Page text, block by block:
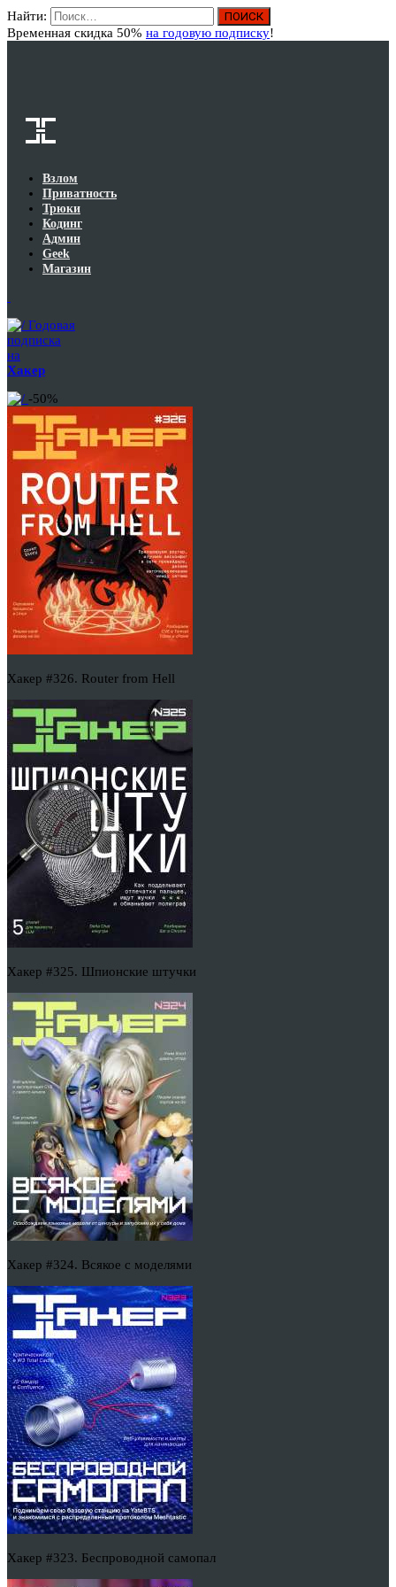
Найти:
Временная скидка 50% на годовую подписку!
Взлом
Приватность
Трюки
Кодинг
Админ
Geek
Магазин
Годовая
подписка
на
Хакер
-50%
Хакер #326. Router from Hell
Хакер #325. Шпионские штучки
Хакер #324. Всякое с моделями
Хакер #323. Беспроводной самопал